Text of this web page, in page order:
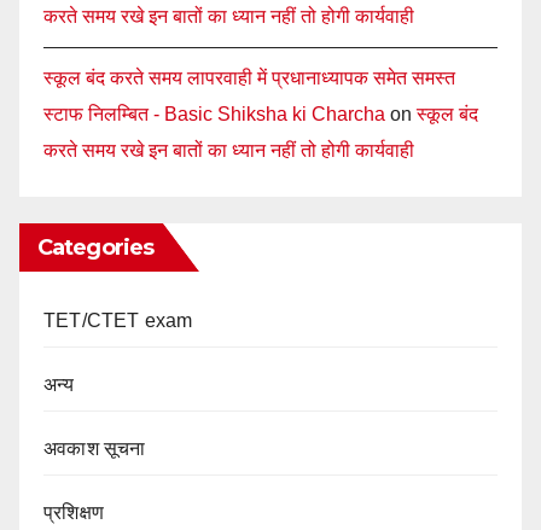
करते समय रखे इन बातों का ध्यान नहीं तो होगी कार्यवाही
स्कूल बंद करते समय लापरवाही में प्रधानाध्यापक समेत समस्त
स्टाफ निलम्बित - Basic Shiksha ki Charcha onस्कूल बंद
करते समय रखे इन बातों का ध्यान नहीं तो होगी कार्यवाही
Categories
TET/CTET exam
अन्य
अवकाश सूचना
प्रशिक्षण